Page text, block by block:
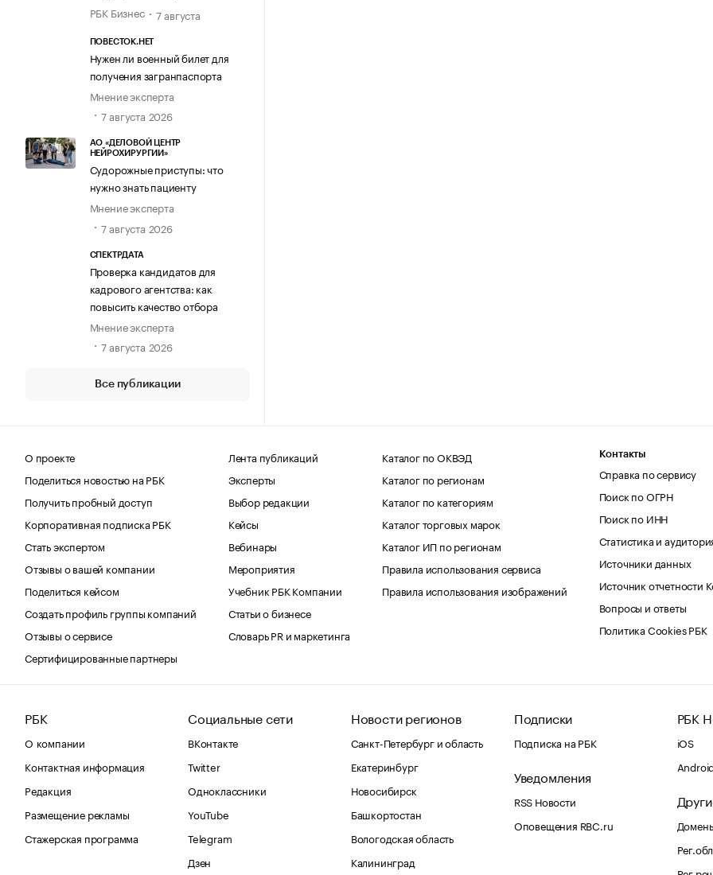
РБК Бизнес
7 августа
ПОВЕСТОК.НЕТ
Нужен ли военный билет для
получения загранпаспорта
Мнение эксперта
7 августа 2026
АО «ДЕЛОВОЙ ЦЕНТР
НЕЙРОХИРУРГИИ»
Судорожные приступы: что
нужно знать пациенту
Мнение эксперта
7 августа 2026
СПЕКТРДАТА
Проверка кандидатов для
кадрового агентства: как
повысить качество отбора
Мнение эксперта
7 августа 2026
Все публикации
О проекте
Поделиться новостью на РБК
Получить пробный доступ
Корпоративная подписка РБК
Стать экспертом
Отзывы о вашей компании
Поделиться кейсом
Создать профиль группы компаний
Отзывы о сервисе
Сертифицированные партнеры
Лента публикаций
Эксперты
Выбор редакции
Кейсы
Вебинары
Мероприятия
Учебник РБК Компании
Статьи о бизнесе
Словарь PR и маркетинга
Каталог по ОКВЭД
Каталог по регионам
Каталог по категориям
Каталог торговых марок
Каталог ИП по регионам
Правила использования сервиса
Правила использования изображений
Контакты
Справка по сервису
Поиск по ОГРН
Поиск по ИНН
Статистика и
Источники данных
Источник отчетности
Вопросы и ответы
Политика Cookies РБК
РБК
О компании
Контактная информация
Редакция
Размещение рекламы
Стажерская программа
Социальные сети
ВКонтакте
Twitter
Одноклассники
YouTube
Telegram
Дзен
Новости регионов
Санкт-Петербург и область
Екатеринбург
Новосибирск
Башкортостан
Вологодская область
Калининград
Подписки
Подписка на РБК
Уведомления
RSS Новости
Оповещения RBC.ru
РБК
iOS